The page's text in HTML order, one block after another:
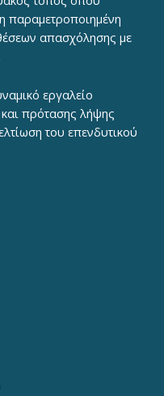
παραμετροποιημένη
απασχόλησης με
εργαλείο
πρότασης λήψης
του επενδυτικού